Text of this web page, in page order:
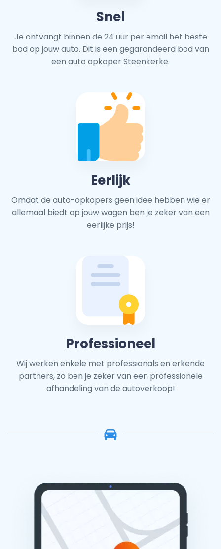
Snel
Je ontvangt binnen de 24 uur per email het beste
bod op jouw auto. Dit is een gegarandeerd bod van
een auto opkoper Steenkerke.
Eerlijk
Omdat de auto-opkopers geen idee hebben wie er
allemaal biedt op jouw wagen ben je zeker van een
eerlijke prijs!
Professioneel
Wij werken enkele met professionals en erkende
partners, zo ben je zeker van een professionele
afhandeling van de autoverkoop!